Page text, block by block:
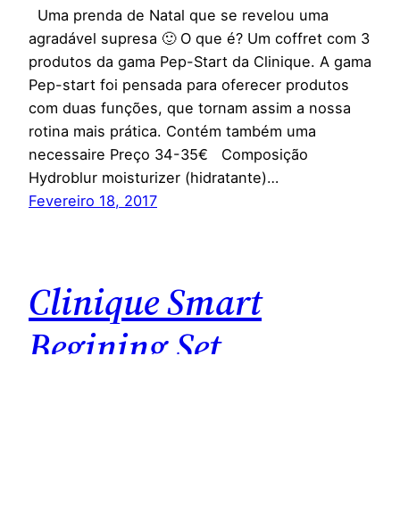
Uma prenda de Natal que se revelou uma
agradável supresa 🙂 O que é? Um coffret com 3
produtos da gama Pep-Start da Clinique. A gama
Pep-start foi pensada para oferecer produtos
com duas funções, que tornam assim a nossa
rotina mais prática. Contém também uma
necessaire Preço 34-35€ Composição
Hydroblur moisturizer (hidratante)…
Fevereiro 18, 2017
Clinique Smart
Begining Set